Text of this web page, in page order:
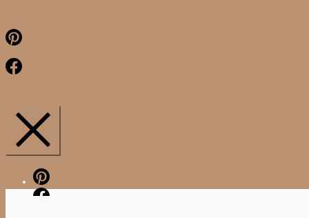
Pinterest
Facebook
Pinterest
Facebook